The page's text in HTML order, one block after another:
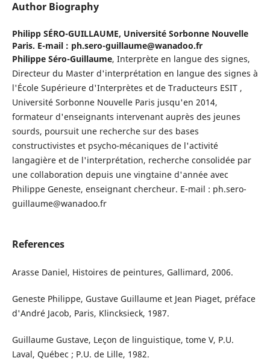
Author Biography
Philipp SÉRO-GUILLAUME, Université Sorbonne Nouvelle
Paris. E-mail : ph.sero-guillaume@wanadoo.fr
Philippe Séro-Guillaume, Interprète en langue des signes,
Directeur du Master d'interprétation en langue des signes à
l'École Supérieure d'Interprètes et de Traducteurs ESIT ,
Université Sorbonne Nouvelle Paris jusqu'en 2014,
formateur d'enseignants intervenant auprès des jeunes
sourds, poursuit une recherche sur des bases
constructivistes et psycho-mécaniques de l'activité
langagière et de l'interprétation, recherche consolidée par
une collaboration depuis une vingtaine d'année avec
Philippe Geneste, enseignant chercheur. E-mail : ph.sero-
guillaume@wanadoo.fr
References
Arasse Daniel, Histoires de peintures, Gallimard, 2006.
Geneste Philippe, Gustave Guillaume et Jean Piaget, préface
d'André Jacob, Paris, Klincksieck, 1987.
Guillaume Gustave, Leçon de linguistique, tome V, P.U.
Laval, Québec ; P.U. de Lille, 1982.